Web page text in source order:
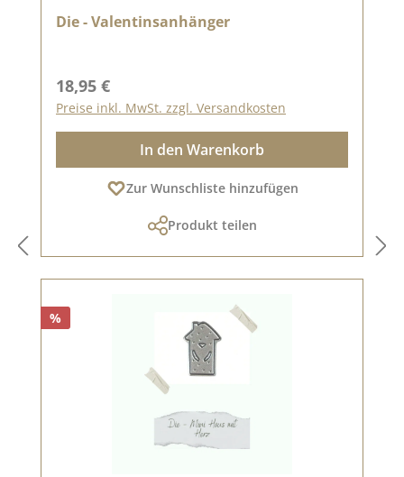
Die - Valentinsanhänger
Regulärer Preis:
18,95 €
Preise inkl. MwSt. zzgl. Versandkosten
In den Warenkorb
Zur Wunschliste hinzufügen
Produkt teilen
%